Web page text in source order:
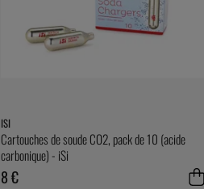
ISI
Cartouches de soude CO2, pack de 10 (acide
carbonique) - iSi
8 €